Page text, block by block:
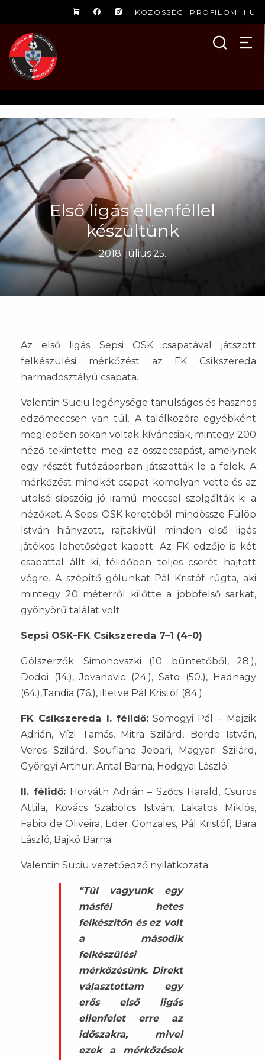
KÖZÖSSÉG PROFILOM HU
Első ligás ellenféllel
készültünk
2018. július 25.
Az első ligás Sepsi OSK csapatával játszott
felkészülési mérkőzést az FK Csíkszereda
harmadosztályú csapata.
Valentin Suciu legénysége tanulságos és hasznos
edzőmeccsen van túl. A találkozóra egyébként
meglepően sokan voltak kíváncsiak, mintegy 200
néző tekintette meg az összecsapást, amelynek
egy részét futózáporban játszották le a felek. A
mérkőzést mindkét csapat komolyan vette és az
utolsó sípszóig jó iramú meccsel szolgálták ki a
nézőket. A Sepsi OSK keretéből mindössze Fülöp
István hiányzott, rajtakívül minden első ligás
játékos lehetőséget kapott. Az FK edzője is két
csapattal állt ki, félidőben teljes cserét hajtott
végre. A szépítő gólunkat Pál Kristóf rúgta, aki
mintegy 20 méterről kilőtte a jobbfelső sarkat,
gyönyörű találat volt.
Sepsi OSK–FK Csíkszereda 7–1 (4–0)
Gólszerzők: Simonovszki (10. büntetőből, 28.),
Dodoi (14.), Jovanovic (24.), Sato (50.), Hadnagy
(64.),Tandia (76.), illetve Pál Kristóf (84.).
FK Csíkszereda I. félidő:Somogyi Pál – Majzik
Adrián, Vízi Tamás, Mitra Szilárd, Berde István,
Veres Szilárd, Soufiane Jebari, Magyari Szilárd,
Györgyi Arthur, Antal Barna, Hodgyai László.
II. félidő:Horváth Adrián – Szőcs Harald, Csürös
Attila, Kovács Szabolcs István, Lakatos Miklós,
Fabio de Oliveira, Eder Gonzales, Pál Kristóf, Bara
László, Bajkó Barna.
Valentin Suciu vezetőedző nyilatkozata:
"Túl vagyunk egy
másfél hetes
felkészítőn és ez volt
a második
felkészülési
mérkőzésünk. Direkt
választottam egy
erős első ligás
ellenfelet erre az
időszakra, mivel
ezek a mérkőzések